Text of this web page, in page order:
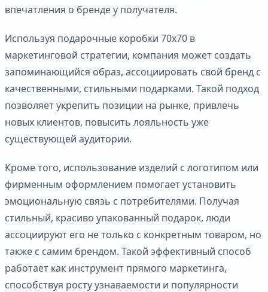
впечатления о бренде у получателя.
Используя подарочные коробки 70х70 в
маркетинговой стратегии, компания может создать
запоминающийся образ, ассоциировать свой бренд с
качественными, стильными подарками. Такой подход
позволяет укрепить позиции на рынке, привлечь
новых клиентов, повысить лояльность уже
существующей аудитории.
Кроме того, использование изделий с логотипом или
фирменным оформлением помогает установить
эмоциональную связь с потребителями. Получая
стильный, красиво упакованный подарок, люди
ассоциируют его не только с конкретным товаром, но
также с самим брендом. Такой эффективный способ
работает как инструмент прямого маркетинга,
способствуя росту узнаваемости и популярности